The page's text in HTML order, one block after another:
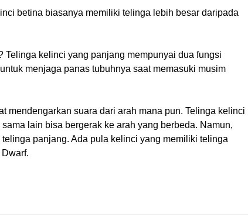
betina biasanya memiliki telinga lebih besar daripada
kelinci yang panjang mempunyai dua fungsi
menjaga panas tubuhnya saat memasuki musim
mendengarkan suara dari arah mana pun. Telinga kelinci
lain bisa bergerak ke arah yang berbeda. Namun,
panjang. Ada pula kelinci yang memiliki telinga